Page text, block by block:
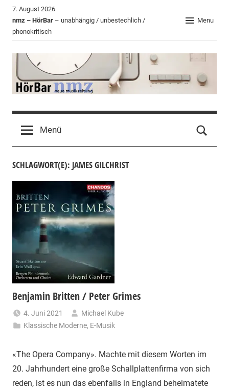
Zum
Inhalt
springen
7. August 2026
nmz – HörBar – unabhängig / unbestechlich /
phonokritisch
Menu
HörBar
der
nmz
Menü
SCHLAGWORT(E): JAMES GILCHRIST
Benjamin Britten / Peter Grimes
4. Juni 2021
Michael Kube
Klassische Moderne, E-Musik
«The Opera Company». Machte mit diesem Worten im
20. Jahrhundert eine große Schallplattenfirma von sich
reden, ist es nun das ebenfalls in England beheimatete